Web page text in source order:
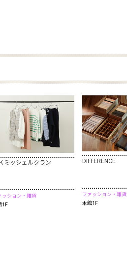
ミッシェルクラン
ッション・雑貨
1F
DIFFERENCE
ファッション・雑貨
本館1F